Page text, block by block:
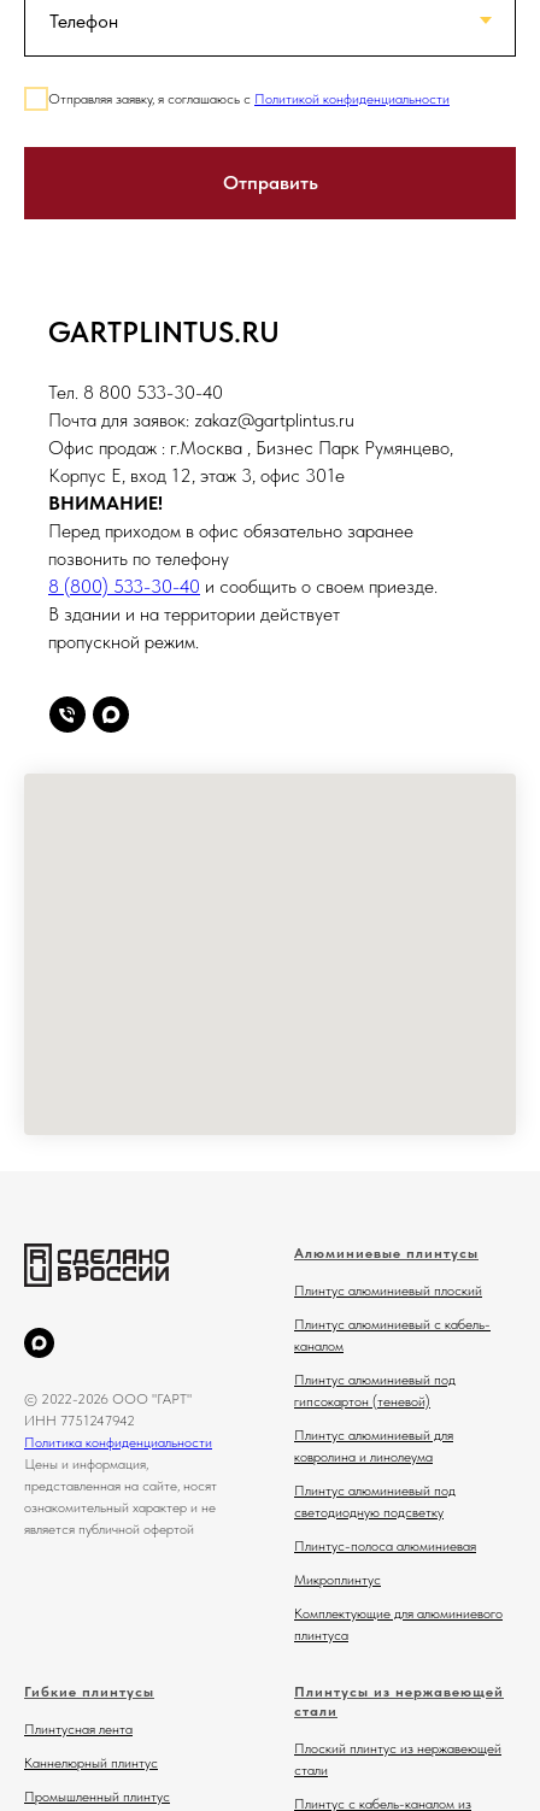
Отправляя заявку, я соглашаюсь с Политикой конфиденциальности
Отправить
GARTPLINTUS.RU
Тел. 8 800 533-30-40
Почта для заявок: zakaz@gartplintus.ru
Офис продаж : г.Москва , Бизнес Парк Румянцево,
Корпус Е, вход 12, этаж 3, офис 301е
ВНИМАНИЕ!
Перед приходом в офис обязательно заранее
позвонить по телефону
8 (800) 533-30-40 и сообщить о своем приезде.
В здании и на территории действует
пропускной режим.
© 2022-2026 ООО "ГАРТ"
ИНН 7751247942
Политика конфиденциальности
Цены и информация,
представленная на сайте, носят
ознакомительный характер и не
является публичной офертой
Алюминиевые плинтусы
Плинтус алюминиевый плоский
Плинтус алюминиевый с кабель-
каналом
Плинтус алюминиевый под
гипсокартон (теневой)
Плинтус алюминиевый для
ковролина и линолеума
Плинтус алюминиевый под
светодиодную подсветку
Плинтус-полоса алюминиевая
Микроплинтус
Комплектующие для алюминиевого
плинтуса
Гибкие плинтусы
Плинтусная лента
Каннелюрный плинтус
Промышленный плинтус
Плинтусы из нержавеющей
стали
Плоский плинтус из нержавеющей
стали
Плинтус с кабель-каналом из